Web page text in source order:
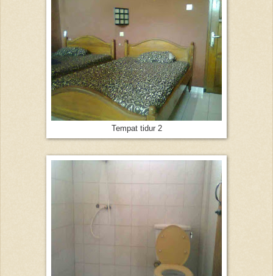
Tempat tidur 2